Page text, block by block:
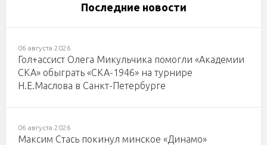
Последние новости
06 августа 2026
Гол+ассист Олега Микульчика помогли «Академии
СКА» обыграть «СКА-1946» на турнире
Н.Е.Маслова в Санкт-Петербурге
06 августа 2026
Максим Стась покинул минское «Динамо»